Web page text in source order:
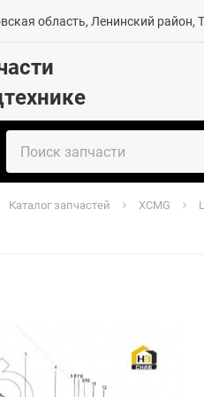
область, Ленинский район,
Каталог запчастей XCMG